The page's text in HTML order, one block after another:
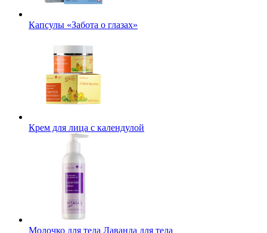
Капсулы «Забота о глазах»
Крем для лица с календулой
Молочко для тела Лаванда для тела